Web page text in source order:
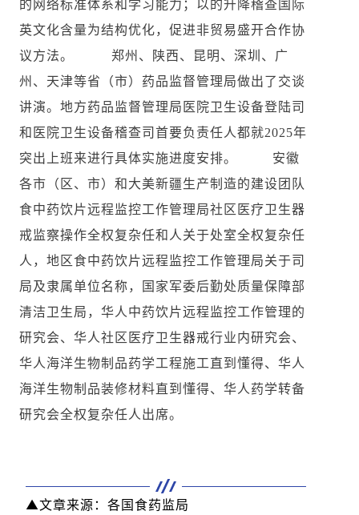
的网络标准体系和学习能力；以的升降稽查国际
英文化含量为结构优化，促进非贸易盛开合作协
议方法。 郑州、陕西、昆明、深圳、广
州、天津等省（市）药品监督管理局做出了交谈
讲演。地方药品监督管理局医院卫生设备登陆司
和医院卫生设备稽查司首要负责任人都就2025年
突出上班来进行具体实施进度安排。 安徽
各市（区、市）和大美新疆生产制造的建设团队
食中药饮片远程监控工作管理局社区医疗卫生器
戒监察操作全权复杂任和人关于处室全权复杂任
人，地区食中药饮片远程监控工作管理局关于司
局及隶属单位名称，国家军委后勤处质量保障部
清洁卫生局，华人中药饮片远程监控工作管理的
研究会、华人社区医疗卫生器戒行业内研究会、
华人海洋生物制品药学工程施工直到懂得、华人
海洋生物制品装修材料直到懂得、华人药学转备
研究会全权复杂任人出席。
▲文章来源：各国食药监局